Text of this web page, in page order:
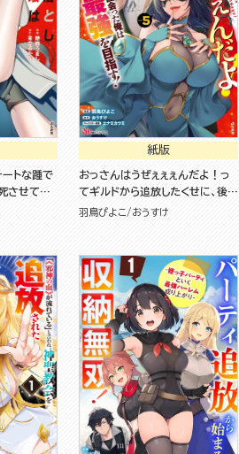
トな踵で
させて楽
した実家
紙版
おっさんはうぜぇぇぇんだよ！っ
てギルドから追放したくせに、後か
ら復帰要請を出されても遅い。最
羽鳥ぴよこ おうすけ